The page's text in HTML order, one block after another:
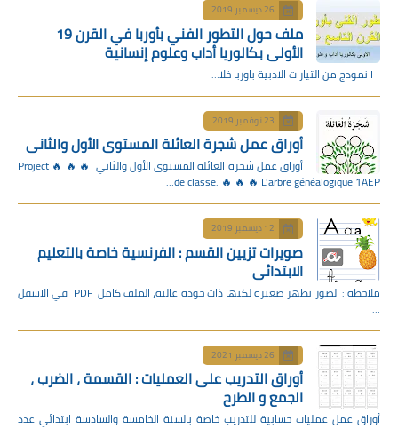
26 ديسمبر 2019
ملف حول التطور الفني بأوربا في القرن 19
الأولى بكالوريا أداب وعلوم إنسانية
- I نمودج من التيارات الادبية باوربا خلا…
23 نوفمبر 2019
أوراق عمل شجرة العائلة المستوى الأول والثاني
أوراق عمل شجرة العائلة المستوى الأول والثاني 🔥 🔥 🔥 Project
de classe. 🔥 🔥 🔥 L'arbre généalogique 1AEP…
12 ديسمبر 2019
صويرات تزيين القسم : الفرنسية خاصة بالتعليم
الابتدائي
ملاحظة : الصور تظهر صغيرة لكنها ذات جودة عالية، الملف كامل PDF في الاسفل
…
26 ديسمبر 2021
أوراق التدريب على العمليات : القسمة ، الضرب ،
الجمع و الطرح
أوراق عمل عمليات حسابية للتدريب خاصة بالسنة الخامسة والسادسة ابتدائي عدد